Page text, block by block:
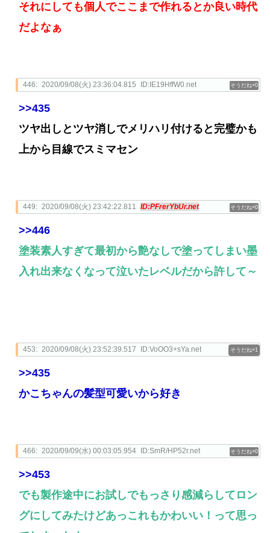
それにしても個人でここまで作れるとか良い時代
だよなぁ
0
446: 2020/09/08(火) 23:36:04.815 ID:IE19HffW0.net
>>435
ツヤ出しとツヤ消しでメリハリ付けると完璧かも
上から目線でスミマセン
0
449: 2020/09/08(火) 23:42:22.811 ID:PFrerYbUr.net
>>446
塗装素人すぎて最初から艶なしで塗ってしまい墨
入れ出来なくなって泣いたレベルだから許して～
1
453: 2020/09/08(火) 23:52:39.517 ID:VoOO3+sYa.net
>>435
かこちゃんの髪型可愛いから好き
0
466: 2020/09/09(水) 00:03:05.954 ID:SmR/HP52r.net
>>453
でも製作途中にお試しでもっさり感減らしてロン
グにしてみたけどあっこれもかわいい！って思っ